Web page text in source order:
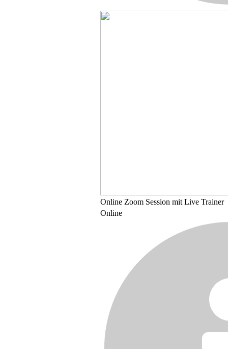
Online Zoom Session mit Live Trainer
Online